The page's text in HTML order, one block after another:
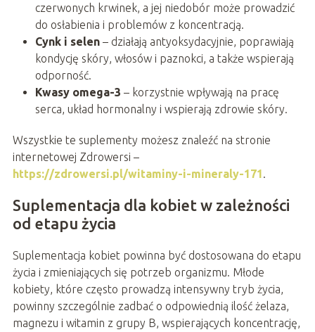
czerwonych krwinek, a jej niedobór może prowadzić
do osłabienia i problemów z koncentracją.
Cynk i selen– działają antyoksydacyjnie, poprawiają
kondycję skóry, włosów i paznokci, a także wspierają
odporność.
Kwasy omega-3 – korzystnie wpływają na pracę
serca, układ hormonalny i wspierają zdrowie skóry.
Wszystkie te suplementy możesz znaleźć na stronie
internetowej Zdrowersi –
https://zdrowersi.pl/witaminy-i-mineraly-171
Suplementacja dla kobiet w zależności
od etapu życia
Suplementacja kobiet powinna być dostosowana do etapu
życia i zmieniających się potrzeb organizmu. Młode
kobiety, które często prowadzą intensywny tryb życia,
powinny szczególnie zadbać o odpowiednią ilość żelaza,
magnezu i witamin z grupy B, wspierających koncentrację,